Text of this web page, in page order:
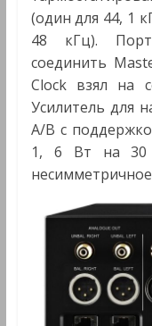
(один для 44, 1
48 кГц).
соединить
Clock взял на
Усилитель для
A/B с
1, 6 Вт на 30